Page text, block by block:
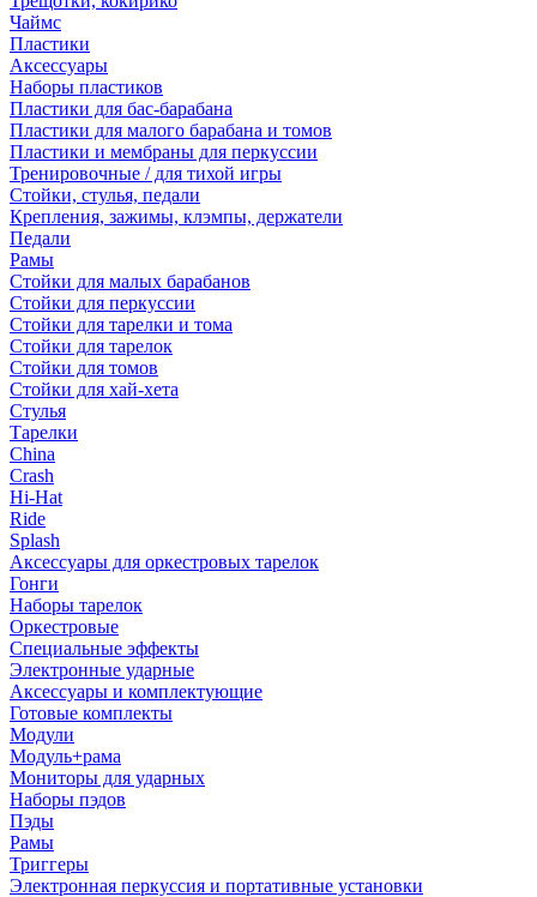
Чаймс
Пластики
Аксессуары
Наборы пластиков
Пластики для бас-барабана
Пластики для малого барабана и томов
Пластики и мембраны для перкуссии
Тренировочные / для тихой игры
Стойки, стулья, педали
Крепления, зажимы, клэмпы, держатели
Педали
Рамы
Стойки для малых барабанов
Стойки для перкуссии
Стойки для тарелки и тома
Стойки для тарелок
Стойки для томов
Стойки для хай-хета
Стулья
Тарелки
China
Crash
Hi-Hat
Ride
Splash
Аксессуары для оркестровых тарелок
Гонги
Наборы тарелок
Оркестровые
Специальные эффекты
Электронные ударные
Аксессуары и комплектующие
Готовые комплекты
Модули
Модуль+рама
Мониторы для ударных
Наборы пэдов
Пэды
Рамы
Триггеры
Электронная перкуссия и портативные установки